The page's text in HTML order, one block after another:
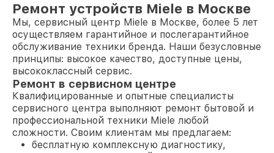
Ремонт устройств Miele в Москве
Мы, сервисный центр Miele в Москве, более 5 лет
осуществляем гарантийное и послегарантийное
обслуживание техники бренда. Наши безусловные
принципы: высокое качество, доступные цены,
высококлассный сервис.
Ремонт в сервисном центре
Квалифицированные и опытные специалисты
сервисного центра выполняют ремонт бытовой и
профессиональной техники Miele любой
сложности. Своим клиентам мы предлагаем:
бесплатную комплексную диагностику,